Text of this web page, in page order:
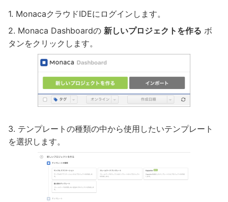
MonacaクラウドIDEにログインします。
Monaca Dashboardの 新しいプロジェクトを作る ボ
タンをクリックします。
テンプレートの種類の中から使用したいテンプレート
を選択します。